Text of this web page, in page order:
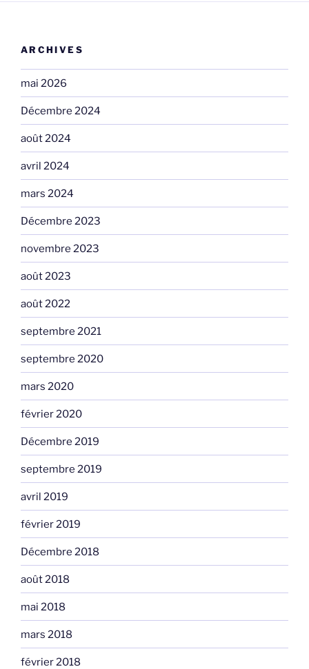
ARCHIVES
mai 2026
Décembre 2024
août 2024
avril 2024
mars 2024
Décembre 2023
novembre 2023
août 2023
août 2022
septembre 2021
septembre 2020
mars 2020
février 2020
Décembre 2019
septembre 2019
avril 2019
février 2019
Décembre 2018
août 2018
mai 2018
mars 2018
février 2018